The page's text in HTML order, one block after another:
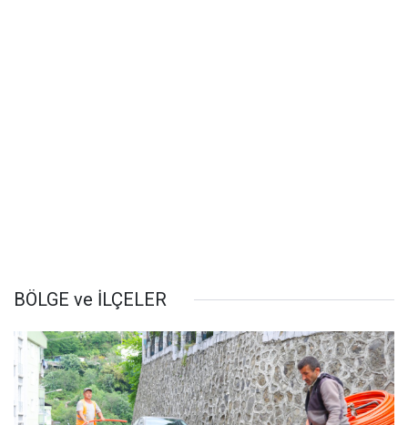
BÖLGE ve İLÇELER